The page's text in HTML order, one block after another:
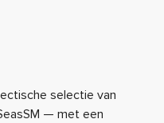
selectie van
— met een